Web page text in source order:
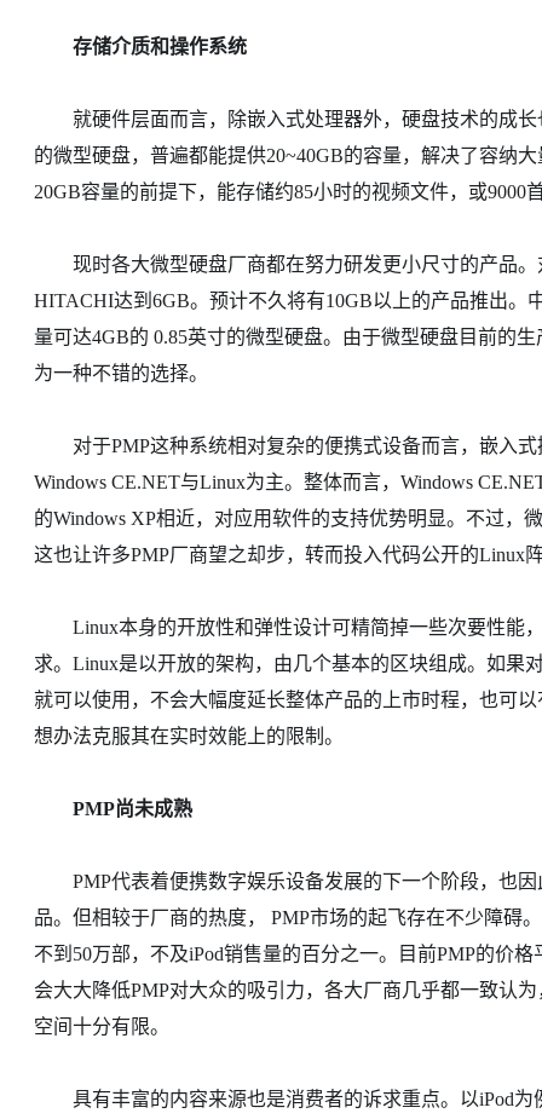
存储介质和操作系统
就硬件层面而言，除嵌入式处理器外，硬盘技术的成长
的微型硬盘，普遍都能提供20~40GB的容量，解决了容纳
20GB容量的前提下，能存储约85小时的视频文件，或9000
现时各大微型硬盘厂商都在努力研发更小尺寸的产品。
HITACHI达到6GB。预计不久将有10GB以上的产品推出
量可达4GB的 0.85英寸的微型硬盘。由于微型硬盘目前的
为一种不错的选择。
对于PMP这种系统相对复杂的便携式设备而言，嵌入式
Windows CE.NET与Linux为主。整体而言，Windows
的Windows XP相近，对应用软件的支持优势明显。不过，
这也让许多PMP厂商望之却步，转而投入代码公开的Linux
Linux本身的开放性和弹性设计可精简掉一些次要性能
求。Linux是以开放的架构，由几个基本的区块组成。如果
就可以使用，不会大幅度延长整体产品的上市时程，也可
想办法克服其在实时效能上的限制。
PMP尚未成熟
PMP代表着便携数字娱乐设备发展的下一个阶段，也因
品。但相较于厂商的热度， PMP市场的起飞存在不少障碍
不到50万部，不及iPod销售量的百分之一。目前PMP的价
会大大降低PMP对大众的吸引力，各大厂商几乎都一致认
空间十分有限。
具有丰富的内容来源也是消费者的诉求重点。以iPod为